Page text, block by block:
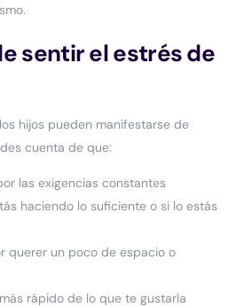
sentir el estrés de
hijos pueden manifestarse de
cuenta de que:
las exigencias constantes
haciendo lo suficiente o si lo estás
querer un poco de espacio o
rápido de lo que te gustaría